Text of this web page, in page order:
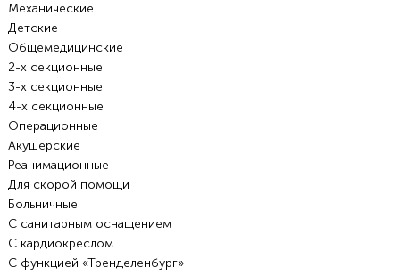
Механические
Детские
Общемедицинские
2-х секционные
3-х секционные
4-х секционные
Операционные
Акушерские
Реанимационные
Для скорой помощи
Больничные
С санитарным оснащением
С кардиокреслом
С функцией «Тренделенбург»